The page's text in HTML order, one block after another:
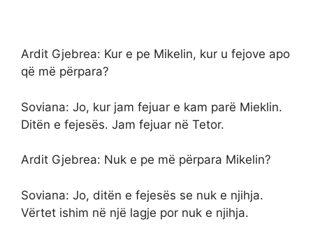
Ardit Gjebrea: Kur e pe Mikelin, kur u fejove apo
që më përpara?
Soviana: Jo, kur jam fejuar e kam parë Mieklin.
Ditën e fejesës. Jam fejuar në Tetor.
Ardit Gjebrea: Nuk e pe më përpara Mikelin?
Soviana: Jo, ditën e fejesës se nuk e njihja.
Vërtet ishim në një lagje por nuk e njihja.